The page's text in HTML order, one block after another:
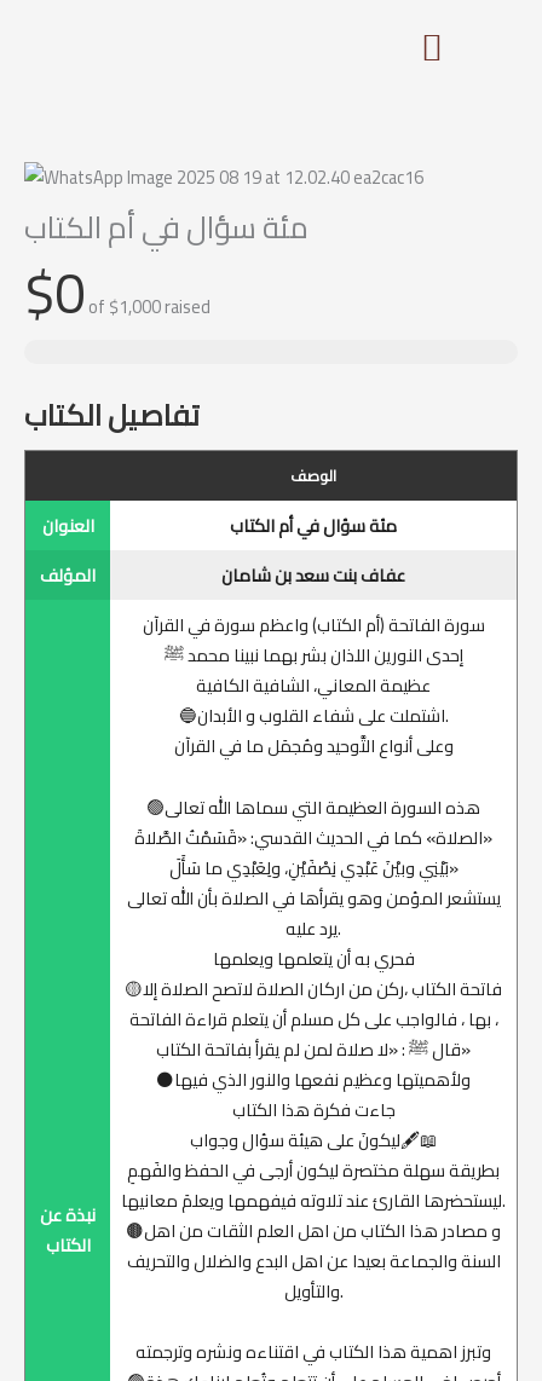
مئة سؤال في أم الكتاب
$0of$1,000raised
تفاصيل الكتاب
الوصف
العنوان
مئة سؤال في أم الكتاب
المؤلف
عفاف بنت سعد بن شامان
نبذة عن
الكتاب
سورة الفاتحة (أم الكتاب) واعظم سورة في القرآن
إحدى النورين اللذان بشر بهما نبينا محمد ﷺ
عظيمة المعاني، الشافية الكافية
🔵اشتملت على شفاء القلوب و الأبدان.
‏‎وعلى أنواع التَّوحيد ومُجمَل ما في القرآن
🟢هذه السورة العظيمة التي سماها الله تعالى
«الصلاة» كما في الحديث القدسي: «قَسَمْتُ الصَّلاةَ
بَيْنِي وبيْنَ عَبْدِي نِصْفَيْنِ، ولِعَبْدِي ما سَأَلَ»
يستشعر المؤمن وهو يقرأها في الصلاة بأن الله تعالى
يرد عليه.
فحري به أن يتعلمها ويعلمها
🟡فاتحة الكتاب ،ركن من اركان الصلاة لاتصح الصلاة إلا
بها ، فالواجب على كل مسلم أن يتعلم قراءة الفاتحة ،
قال ﷺ : «لا صلاة لمن لم يقرأ بفاتحة الكتاب»
⚫ولأهميتها وعظيم نفعها والنور الذي فيها
جاءت فكرة هذا الكتاب
ليكونَ على هيئة سؤال وجواب🖋📖
بطريقة سهلة مختصرة ليكون أرجى في الحفظ والفَهمِ
ليستحضرها القارئ عند تلاوته فيفهمها ويعلمَ معانيها.
🟤و مصادر هذا الكتاب من اهل العلم الثقات من اهل
السنة والجماعة بعيدا عن اهل البدع والضلال والتحريف
والتأويل.
وتبرز اهمية هذا الكتاب في اقتناءه ونشره وترجمته